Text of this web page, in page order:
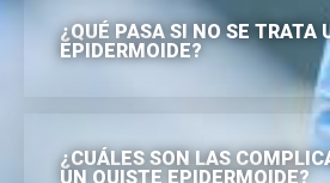
¿QUÉ PASA SI NO SE TRATA
EPIDERMOIDE?
¿CUÁLES SON LAS
UN QUISTE EPIDERMOIDE?